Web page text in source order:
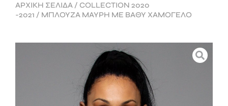
ΑΡΧΙΚΉ ΣΕΛΊΔΑ / COLLECTION 2020
-2021 / ΜΠΛΟΥΖΑ ΜΑΥΡΗ ΜΕ ΒΑΘΥ ΧΑΜΟΓΕΛΟ